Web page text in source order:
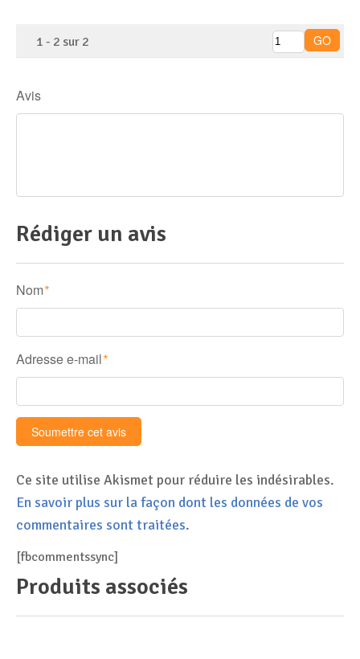
1 - 2 sur 2
Avis
Rédiger un avis
Nom *
Adresse e-mail *
Ce site utilise Akismet pour réduire les indésirables.
En savoir plus sur la façon dont les données de vos
commentaires sont traitées.
[fbcommentssync]
Produits associés